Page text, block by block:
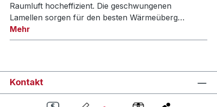
Raumluft hocheffizient. Die geschwungenen
Lamellen sorgen für den besten Wärmeüberg…
Mehr
Kontakt